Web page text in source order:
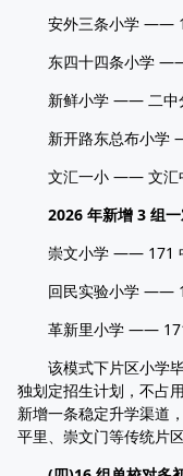
安外三条小学 ——
东四十四条小学 ——
新鲜小学 —— 二中
新开路东总布小学
文汇一小 —— 文汇
2026 年新增 3 组
崇文小学 —— 171
回民实验小学 ——
革新里小学 —— 171
该模式下片区小学毕
独划定招生计划，不占
新增一条稳定升学渠道
平里、崇文门等传统片区